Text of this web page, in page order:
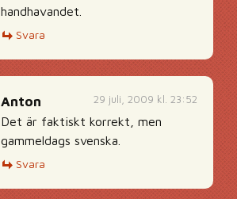
handhavandet.
Svara
29 juli, 2009 kl. 23:52
Anton
Det är faktiskt korrekt, men
gammeldags svenska.
Svara